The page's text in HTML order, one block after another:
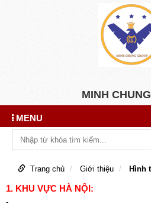
MINH
MENU
Trang chủ Giới thiệu Hình
1. KHU VỰC HÀ NỘI:
-